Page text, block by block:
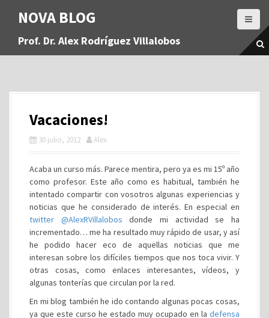
a
NOVA BLOG
Prof. Dr. Alex Rodríguez Villalobos
Vacaciones!
30 julio, 2012 Alex
Acaba un curso más. Parece mentira, pero ya es mi 15º año
como profesor. Este año como es habitual, también he
intentado compartir con vosotros algunas experiencias y
noticias que he considerado de interés. En especial en
twitter @AlexRVillalobos donde mi actividad se ha
incrementado… me ha resultado muy rápido de usar, y así
he podido hacer eco de aquellas noticias que me
interesan sobre los difíciles tiempos que nos toca vivir. Y
otras cosas, como enlaces interesantes, vídeos, y
algunas tonterías que circulan por la red.
En mi blog también he ido contando algunas pocas cosas,
ya que este curso he estado muy ocupado en la defensa